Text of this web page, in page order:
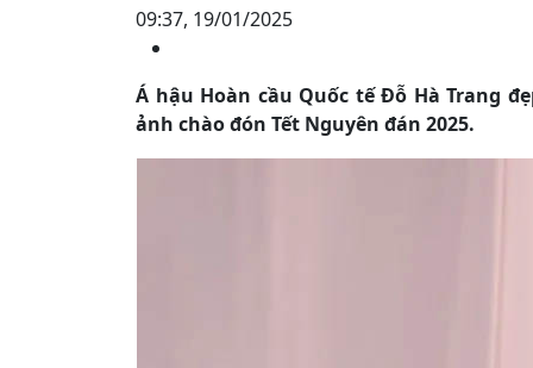
09:37, 19/01/2025
Á hậu Hoàn cầu Quốc tế Đỗ Hà Trang
ảnh chào đón Tết Nguyên đán 2025.